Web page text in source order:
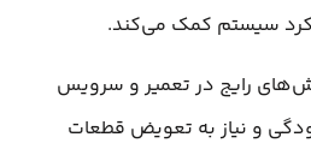
سیستم کمک می‌کند.
رایج در تعمیر و سرویس
و نیاز به تعویض قطعات